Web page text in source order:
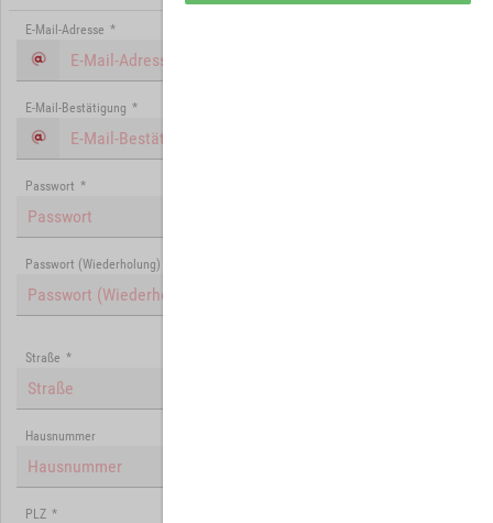
E-Mail-Adresse *
E-Mail-Bestätigung *
Passwort *
Passwort (Wiederholung)
Straße *
Hausnummer
PLZ *